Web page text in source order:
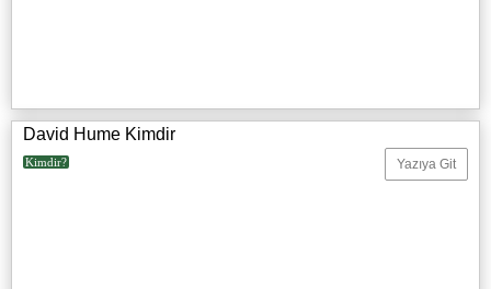
David Hume Kimdir
Kimdir? Yazıya Git